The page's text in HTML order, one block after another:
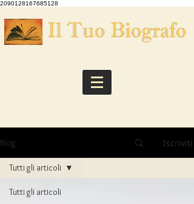
2090128167685128
Blog Iscriviti
Tutti gli articoli
Tutti gli articoli